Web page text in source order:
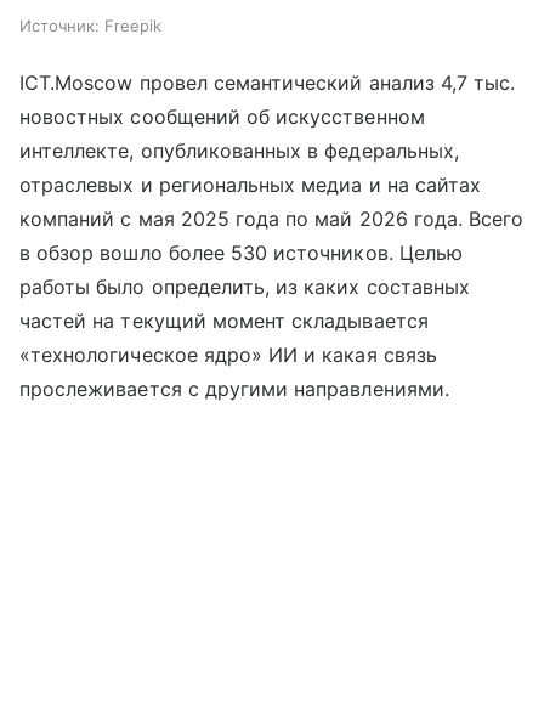
Источник: Freepik
ICT.Moscow провел семантический анализ 4,7 тыс.
новостных сообщений об искусственном
интеллекте, опубликованных в федеральных,
отраслевых и региональных медиа и на сайтах
компаний с мая 2025 года по май 2026 года. Всего
в обзор вошло более 530 источников. Целью
работы было определить, из каких составных
частей на текущий момент складывается
«технологическое ядро» ИИ и какая связь
прослеживается с другими направлениями.